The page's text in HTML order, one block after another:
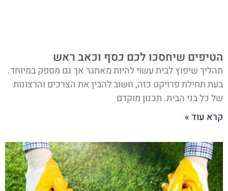
הטיפים שיחסכו לכם כסף וכאב ראש
תהליך שיפוץ לבית עשוי להיות מאתגר אך גם מספק במיוחד.
בעת תחילת פרויקט כזה, חשוב להבין את הצרכים והרצונות
של כל בני הבית. תכנון מוקדם
קרא עוד »